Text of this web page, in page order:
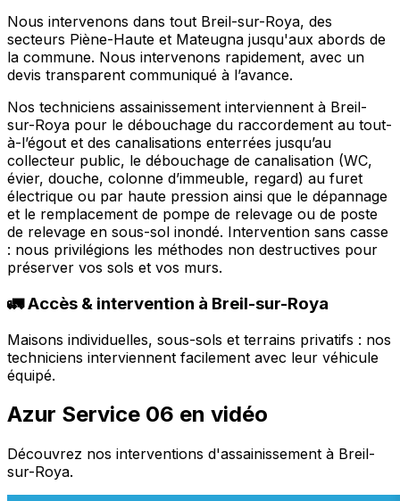
Nous intervenons dans tout Breil-sur-Roya, des
secteurs Piène-Haute et Mateugna jusqu'aux abords de
la commune. Nous intervenons rapidement, avec un
devis transparent communiqué à l’avance.
Nos techniciens assainissement interviennent à Breil-
sur-Roya pour le débouchage du raccordement au tout-
à-l’égout et des canalisations enterrées jusqu’au
collecteur public, le débouchage de canalisation (WC,
évier, douche, colonne d’immeuble, regard) au furet
électrique ou par haute pression ainsi que le dépannage
et le remplacement de pompe de relevage ou de poste
de relevage en sous-sol inondé. Intervention sans casse
: nous privilégions les méthodes non destructives pour
préserver vos sols et vos murs.
🚛 Accès & intervention à Breil-sur-Roya
Maisons individuelles, sous-sols et terrains privatifs : nos
techniciens interviennent facilement avec leur véhicule
équipé.
Azur Service 06 en vidéo
Découvrez nos interventions d'assainissement à Breil-
sur-Roya.